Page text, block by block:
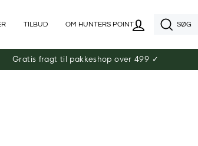
TILBUD OM HUNTERS POINT
LOG IND
Gratis fragt til pakkeshop over 499 ✓